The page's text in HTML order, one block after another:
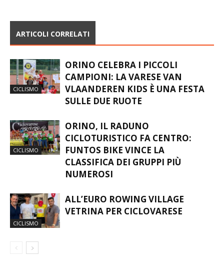
ARTICOLI CORRELATI
CICLISMO
ORINO CELEBRA I PICCOLI
CAMPIONI: LA VARESE VAN
VLAANDEREN KIDS È UNA FESTA
SULLE DUE RUOTE
CICLISMO
ORINO, IL RADUNO
CICLOTURISTICO FA CENTRO:
FUNTOS BIKE VINCE LA
CLASSIFICA DEI GRUPPI PIÙ
NUMEROSI
CICLISMO
ALL’EURO ROWING VILLAGE
VETRINA PER CICLOVARESE